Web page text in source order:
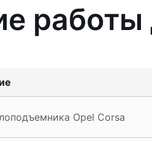
работы
Opel Corsa